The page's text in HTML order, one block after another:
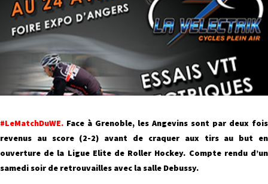
#LeMatchDuWE. Face à Grenoble, les Angevins sont par deux fois
revenus au score (2-2) avant de craquer aux tirs au but en
ouverture de la Ligue Elite de Roller Hockey. Compte rendu d’un
samedi soir de retrouvailles avec la salle Debussy.